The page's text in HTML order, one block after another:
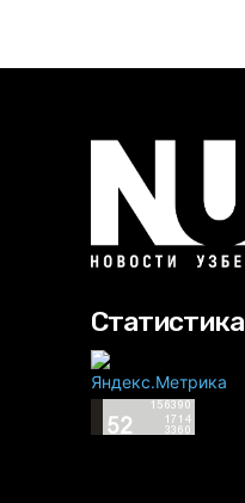
Статистика